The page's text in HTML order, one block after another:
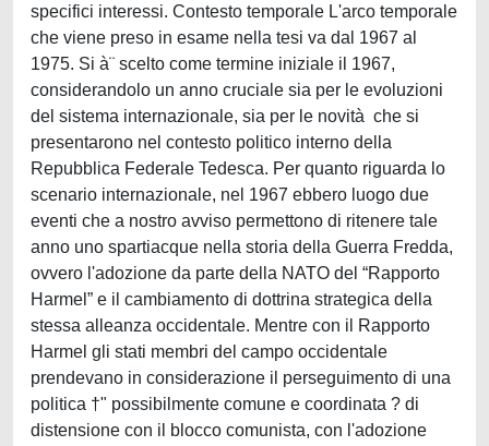
specifici interessi. Contesto temporale L'arco temporale
che viene preso in esame nella tesi va dal 1967 al
1975. Si à¨ scelto come termine iniziale il 1967,
considerandolo un anno cruciale sia per le evoluzioni
del sistema internazionale, sia per le novità che si
presentarono nel contesto politico interno della
Repubblica Federale Tedesca. Per quanto riguarda lo
scenario internazionale, nel 1967 ebbero luogo due
eventi che a nostro avviso permettono di ritenere tale
anno uno spartiacque nella storia della Guerra Fredda,
ovvero l'adozione da parte della NATO del “Rapporto
Harmel” e il cambiamento di dottrina strategica della
stessa alleanza occidentale. Mentre con il Rapporto
Harmel gli stati membri del campo occidentale
prendevano in considerazione il perseguimento di una
politica †" possibilmente comune e coordinata ? di
distensione con il blocco comunista, con l'adozione